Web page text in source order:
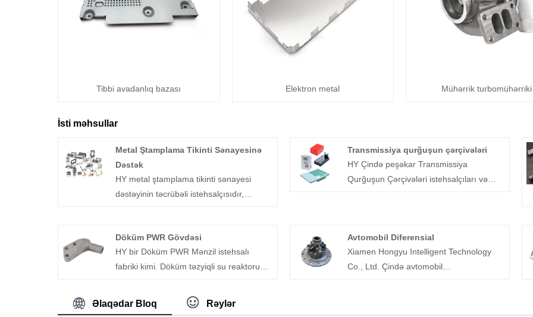
Tibbi avadanlıq bazası Elektron metal Mühərrik turbomühərriki
İsti məhsullar
Metal Ştamplama Tikinti Sənayesinə
Dəstək
HY metal ştamplama tikinti sənayesi
dəstəyinin təcrübəli istehsalçısıdır,
davam edir. Metal, ağacdan və digər
tikinti materiallarından daha effektiv
şəkildə korroziyaya, çürüməyə və struktur
Transmissiya qurğuşun çərçivələri
HY Çində peşəkar Transmissiya
Qurğuşun Çərçivələri istehsalçıları və
cihaz ştamplama təchizatçıları tərəfindən
istehsal olunan ötürücü qurğuşun
çərçivələri kimi kiçik komponentlərə etibar
Döküm PWR Gövdəsi
HY bir Döküm PWR Mənzil istehsalı
fabriki kimi. Döküm təzyiqli su reaktoru
qızdırır və buxara çevrilməsinin qarşısını
almaq üçün onu təzyiq altında saxlayır.
Avtomobil Diferensial
Xiamen Hongyu Intelligent Technology
Co., Ltd. Çində avtomobil
Əlaqədar Bloq Rəylər